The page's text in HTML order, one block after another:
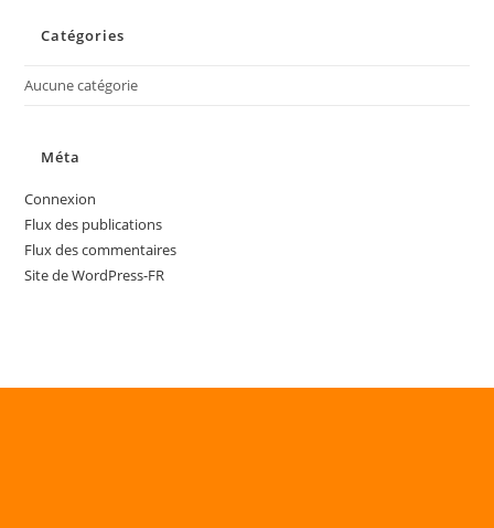
Catégories
Aucune catégorie
Méta
Connexion
Flux des publications
Flux des commentaires
Site de WordPress-FR